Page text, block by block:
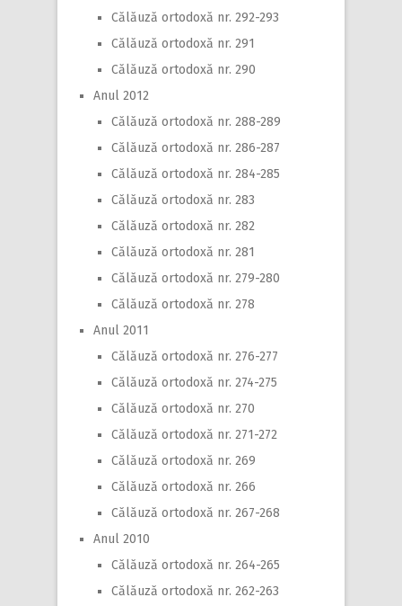
Călăuză ortodoxă nr. 292-293
Călăuză ortodoxă nr. 291
Călăuză ortodoxă nr. 290
Anul 2012
Călăuză ortodoxă nr. 288-289
Călăuză ortodoxă nr. 286-287
Călăuză ortodoxă nr. 284-285
Călăuză ortodoxă nr. 283
Călăuză ortodoxă nr. 282
Călăuză ortodoxă nr. 281
Călăuză ortodoxă nr. 279-280
Călăuză ortodoxă nr. 278
Anul 2011
Călăuză ortodoxă nr. 276-277
Călăuză ortodoxă nr. 274-275
Călăuză ortodoxă nr. 270
Călăuză ortodoxă nr. 271-272
Călăuză ortodoxă nr. 269
Călăuză ortodoxă nr. 266
Călăuză ortodoxă nr. 267-268
Anul 2010
Călăuză ortodoxă nr. 264-265
Călăuză ortodoxă nr. 262-263